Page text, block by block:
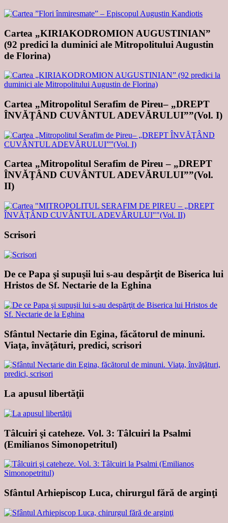
Cartea „KIRIAKODROMION AUGUSTINIAN”
(92 predici la duminici ale Mitropolitului Augustin
de Florina)
Cartea „Mitropolitul Serafim de Pireu– „DREPT
ÎNVĂŢÂND CUVÂNTUL ADEVĂRULUI””(Vol. I)
Cartea „Mitropolitul Serafim de Pireu – „DREPT
ÎNVĂŢÂND CUVÂNTUL ADEVĂRULUI””(Vol.
II)
Scrisori
De ce Papa şi supuşii lui s-au despărţit de Biserica lui
Hristos de Sf. Nectarie de la Eghina
Sfântul Nectarie din Egina, făcătorul de minuni.
Viaţa, învăţături, predici, scrisori
La apusul libertăţii
Tâlcuiri şi cateheze. Vol. 3: Tâlcuiri la Psalmi
(Emilianos Simonopetritul)
Sfântul Arhiepiscop Luca, chirurgul fără de arginţi